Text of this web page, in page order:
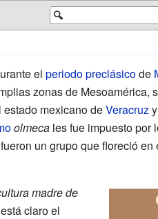
🔍
el periodo preclásicode
zonas de Mesoamérica,
mexicano deVeracruz
olmecales fue impuesto por
un grupo que floreció en
madre de
claro el